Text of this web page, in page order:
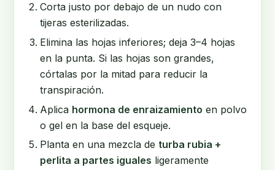
Corta justo por debajo de un nudo con
tijeras esterilizadas.
Elimina las hojas inferiores; deja 3–4 hojas
en la punta. Si las hojas son grandes,
córtalas por la mitad para reducir la
transpiración.
Aplica hormona de enraizamiento en polvo
o gel en la base del esqueje.
Planta en una mezcla de turba rubia +
perlita a partes iguales ligeramente